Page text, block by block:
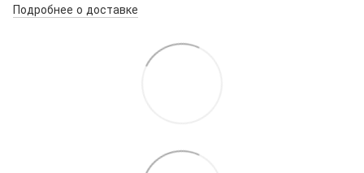
Подробнее о доставке